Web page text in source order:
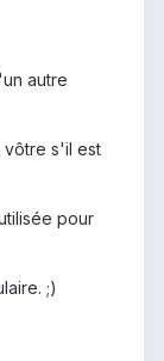
autre
vôtre s'il est
pour
;)